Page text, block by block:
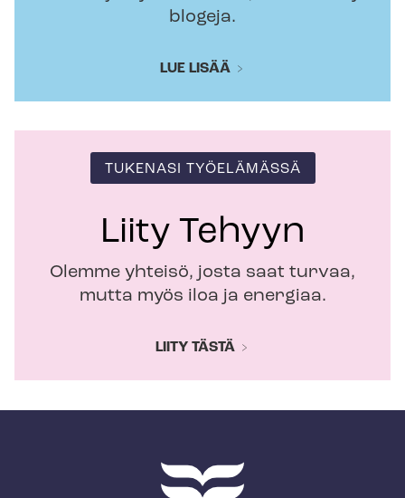
blogeja.
LUE LISÄÄ
TUKENASI TYÖELÄMÄSSÄ
Liity Tehyyn
Olemme yhteisö, josta saat turvaa,
mutta myös iloa ja energiaa.
LIITY TÄSTÄ